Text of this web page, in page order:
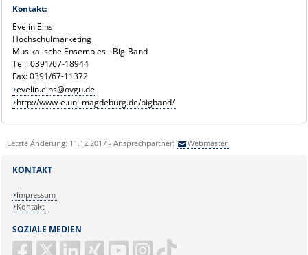
Kontakt:
Evelin Eins
Hochschulmarketing
Musikalische Ensembles - Big-Band
Tel.: 0391/67-18944
Fax: 0391/67-11372
evelin.eins@ovgu.de
http://www-e.uni-magdeburg.de/bigband/
Letzte Änderung: 11.12.2017 - Ansprechpartner: Webmaster
SOZIALE MEDIEN
KONTAKT
Impressum
Kontakt